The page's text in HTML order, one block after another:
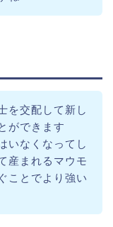
を交配して新し
ができます
いなくなってし
産まれるマウモ
ことでより強い